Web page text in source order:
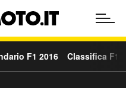
F1 2016 Classifica F1